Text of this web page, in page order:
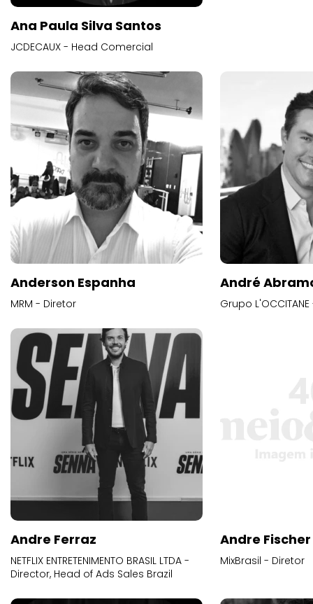
Ana Paula Silva Santos
JCDECAUX - Head Comercial
Anderson Espanha
MRM - Diretor
André
Grupo
Andre Ferraz
NETFLIX ENTRETENIMENTO BRASIL LTDA -
Director, Head of Ads Sales Brazil
Andre Fischer
MixBrasil - Diretor